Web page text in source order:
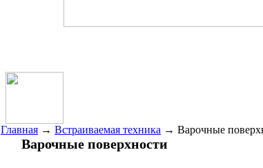
Главная → Встраиваемая техника → Варочные
Варочные поверхности